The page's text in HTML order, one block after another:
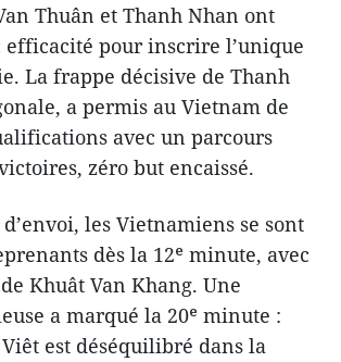
Thuân et Thanh Nhan ont
efficacité pour inscrire l’unique
La frappe décisive de Thanh
a permis au Vietnam de
avec un parcours
zéro but encaissé.
les Vietnamiens se sont
dès la 12ᵉ minute, avec
Khuât Van Khang. Une
a marqué la 20ᵉ minute :
est déséquilibré dans la